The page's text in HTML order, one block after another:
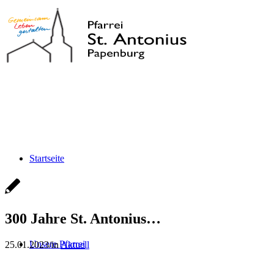
Startseite
Unsere Pfarrei
300 Jahre St. Antonius…
25.01.2023/inAktuell